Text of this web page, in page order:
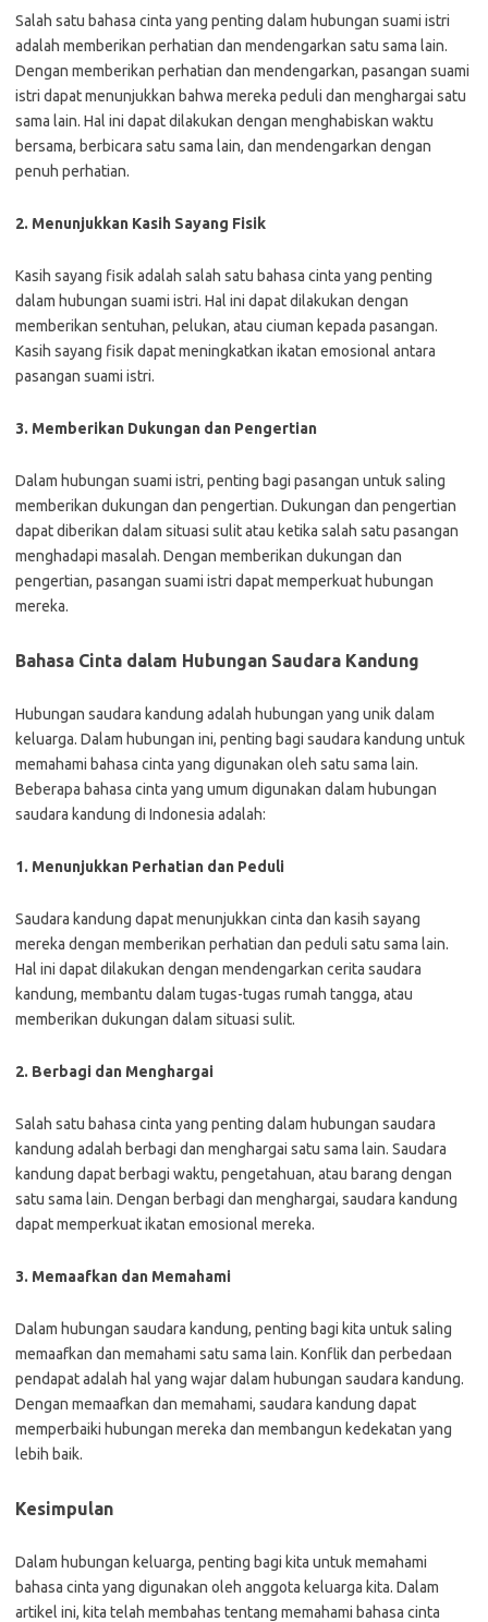
Salah satu bahasa cinta yang penting dalam hubungan suami istri
adalah memberikan perhatian dan mendengarkan satu sama lain.
Dengan memberikan perhatian dan mendengarkan, pasangan suami
istri dapat menunjukkan bahwa mereka peduli dan menghargai satu
sama lain. Hal ini dapat dilakukan dengan menghabiskan waktu
bersama, berbicara satu sama lain, dan mendengarkan dengan
penuh perhatian.
2. Menunjukkan Kasih Sayang Fisik
Kasih sayang fisik adalah salah satu bahasa cinta yang penting
dalam hubungan suami istri. Hal ini dapat dilakukan dengan
memberikan sentuhan, pelukan, atau ciuman kepada pasangan.
Kasih sayang fisik dapat meningkatkan ikatan emosional antara
pasangan suami istri.
3. Memberikan Dukungan dan Pengertian
Dalam hubungan suami istri, penting bagi pasangan untuk saling
memberikan dukungan dan pengertian. Dukungan dan pengertian
dapat diberikan dalam situasi sulit atau ketika salah satu pasangan
menghadapi masalah. Dengan memberikan dukungan dan
pengertian, pasangan suami istri dapat memperkuat hubungan
mereka.
Bahasa Cinta dalam Hubungan Saudara Kandung
Hubungan saudara kandung adalah hubungan yang unik dalam
keluarga. Dalam hubungan ini, penting bagi saudara kandung untuk
memahami bahasa cinta yang digunakan oleh satu sama lain.
Beberapa bahasa cinta yang umum digunakan dalam hubungan
saudara kandung di Indonesia adalah:
1. Menunjukkan Perhatian dan Peduli
Saudara kandung dapat menunjukkan cinta dan kasih sayang
mereka dengan memberikan perhatian dan peduli satu sama lain.
Hal ini dapat dilakukan dengan mendengarkan cerita saudara
kandung, membantu dalam tugas-tugas rumah tangga, atau
memberikan dukungan dalam situasi sulit.
2. Berbagi dan Menghargai
Salah satu bahasa cinta yang penting dalam hubungan saudara
kandung adalah berbagi dan menghargai satu sama lain. Saudara
kandung dapat berbagi waktu, pengetahuan, atau barang dengan
satu sama lain. Dengan berbagi dan menghargai, saudara kandung
dapat memperkuat ikatan emosional mereka.
3. Memaafkan dan Memahami
Dalam hubungan saudara kandung, penting bagi kita untuk saling
memaafkan dan memahami satu sama lain. Konflik dan perbedaan
pendapat adalah hal yang wajar dalam hubungan saudara kandung.
Dengan memaafkan dan memahami, saudara kandung dapat
memperbaiki hubungan mereka dan membangun kedekatan yang
lebih baik.
Kesimpulan
Dalam hubungan keluarga, penting bagi kita untuk memahami
bahasa cinta yang digunakan oleh anggota keluarga kita. Dalam
artikel ini, kita telah membahas tentang memahami bahasa cinta